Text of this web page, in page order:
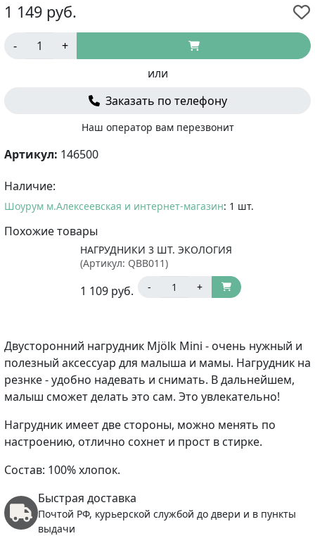
1 149 руб.
-
+
или
Заказать по телефону
Наш оператор вам перезвонит
Артикул: 146500
Наличие:
Шоурум м.Алексеевская и интернет-магазин: 1 шт.
Похожие товары
НАГРУДНИКИ 3 ШТ. ЭКОЛОГИЯ
(Артикул: QBB011)
1 109 руб. - +
Двусторонний нагрудник Mjölk Mini - очень нужный и
полезный аксессуар для малыша и мамы. Нагрудник на
резнке - удобно надевать и снимать. В дальнейшем,
малыш сможет делать это сам. Это увлекательно!
Нагрудник имеет две стороны, можно менять по
настроению, отлично сохнет и прост в стирке.
Состав: 100% хлопок.
Быстрая доставка
Почтой РФ, курьерской службой до двери и в пункты
выдачи